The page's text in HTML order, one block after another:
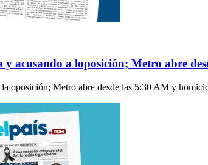
y acusando a loposición; Metro abre
oposición; Metro abre desde las 5:30 AM y